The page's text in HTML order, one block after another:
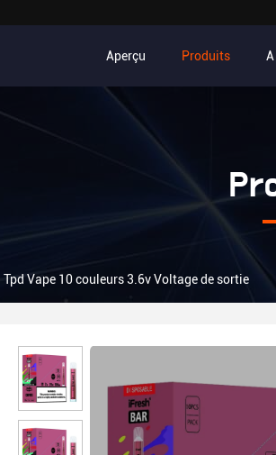
Aperçu Produits
Tpd Vape 10 couleurs 3.6v Voltage de sortie